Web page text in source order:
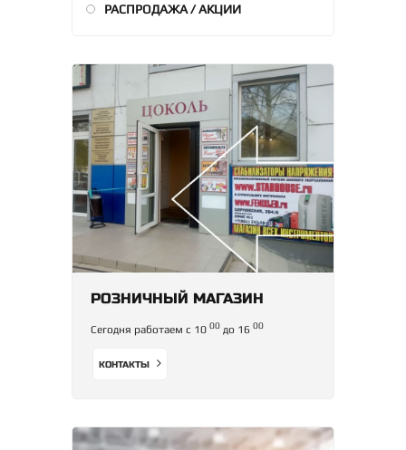
РАСПРОДАЖА / АКЦИИ
РОЗНИЧНЫЙ МАГАЗИН
Сегодня работаем с 10 00 до 16 00
КОНТАКТЫ